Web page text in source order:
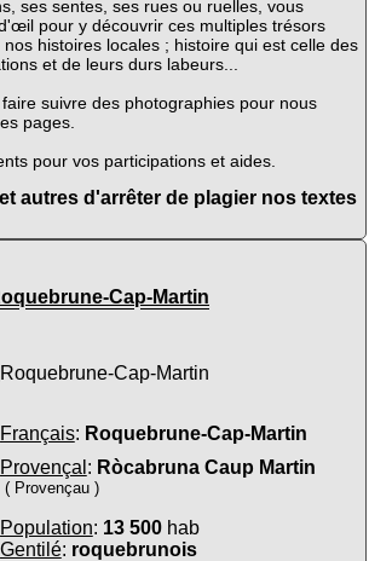
ses sentes, ses rues ou ruelles, vous
pour y découvrir ces multiples trésors
histoires locales ; histoire qui est celle des
et de leurs durs labeurs...
suivre des photographies pour nous
pages.
pour vos participations et aides.
autres d'arrêter de plagier nos textes
Cap-Martin
Français: Roquebrune-Cap-Martin
Provençal : Ròcabruna Caup Martin
( Provençau )
Population: 13 500hab
Gentilé: roquebrunois